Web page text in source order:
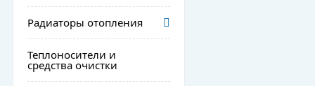
Радиаторы отопления
Теплоносители и
средства очистки